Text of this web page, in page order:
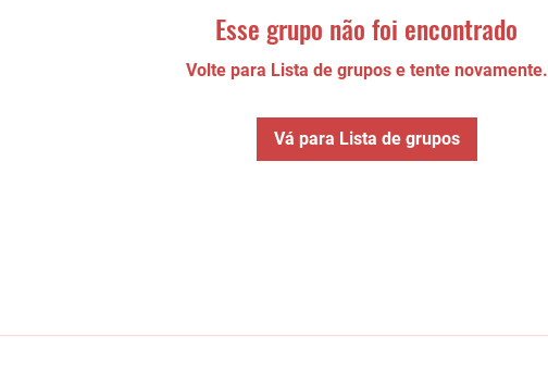
Esse grupo não foi encontrado
Volte para Lista de grupos e tente novamente.
Vá para Lista de grupos